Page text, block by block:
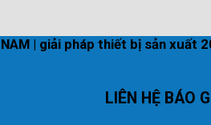
NAM | giải pháp thiết bị sản xuất
LIÊN HỆ BÁO